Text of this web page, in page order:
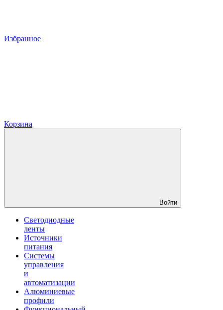
Избранное
Корзина
Войти
Светодиодные
ленты
Источники
питания
Системы
управления
и
автоматизации
Алюминиевые
профили